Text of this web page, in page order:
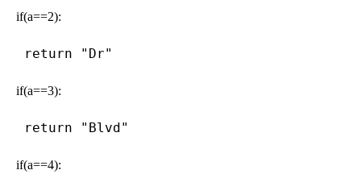
if(a==2):
return "Dr"
if(a==3):
return "Blvd"
if(a==4):